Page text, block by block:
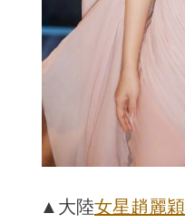
▲大陸女星趙麗穎